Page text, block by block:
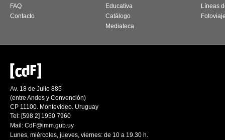
FAQ
Contacto
Educativa
Catálogo
Mediateca
Líneas
Av. 18 de Julio 885
(entre Andes y Convención)
CP 11100. Montevideo. Uruguay
Tel: [598 2] 1950 7960
Mail: CdF@imm.gub.uy
Lunes, miércoles, jueves, viernes: de 10 a 19.30 h.